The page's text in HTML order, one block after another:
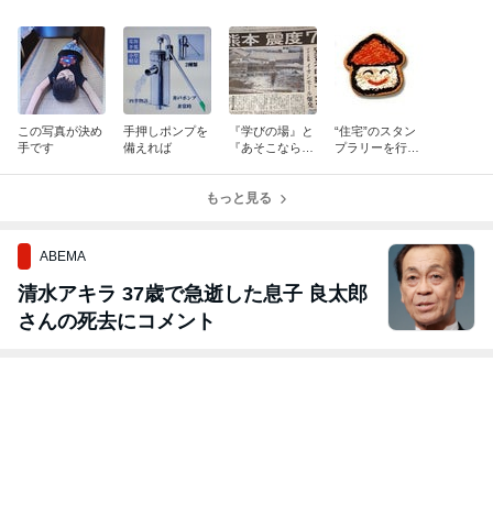
この写真が決め
手です
手押しポンプを
備えれば
『学びの場』と
『あそこなら大
“住宅”のスタン
プラリーを行え
もっと見る
ABEMA
清水アキラ 37歳で急逝した息子 良太郎
さんの死去にコメント